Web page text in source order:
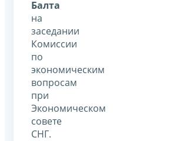
Балта
на
заседании
Комиссии
по
экономическим
вопросам
при
Экономическом
совете
СНГ.